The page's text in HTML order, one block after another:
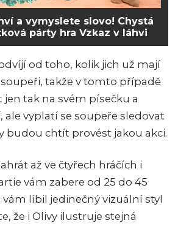
a vymyslete slovo! Chystá
párty hra Vzkaz v láhvi
od toho, kolik jich už mají
takže v tomto případě
tak na svém písečku a
ale vyplatí se soupeře sledovat
budou chtít provést jakou akci.
až ve čtyřech hráčích i
vám zabere od 25 do 45
líbil jedinečný vizuální styl
že i Olivy ilustruje stejná